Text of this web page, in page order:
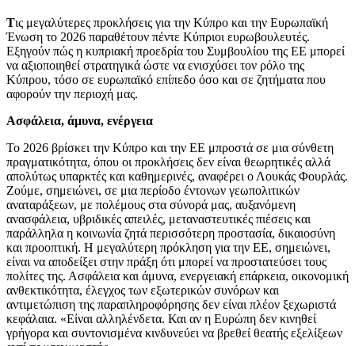
Τις μεγαλύτερες προκλήσεις για την Κύπρο και την Ευρωπαϊκή
Ένωση το 2026 παραθέτουν πέντε Κύπριοι ευρωβουλευτές.
Εξηγούν πώς η κυπριακή προεδρία του Συμβουλίου της ΕΕ μπορεί
να αξιοποιηθεί στρατηγικά ώστε να ενισχύσει τον ρόλο της
Κύπρου, τόσο σε ευρωπαϊκό επίπεδο όσο και σε ζητήματα που
αφορούν την περιοχή μας.
Ασφάλεια, άμυνα, ενέργεια
Το 2026 βρίσκει την Κύπρο και την ΕΕ μπροστά σε μια σύνθετη
πραγματικότητα, όπου οι προκλήσεις δεν είναι θεωρητικές αλλά
απολύτως υπαρκτές και καθημερινές, αναφέρει ο Λουκάς Φουρλάς.
Ζούμε, σημειώνει, σε μια περίοδο έντονων γεωπολιτικών
αναταράξεων, με πολέμους στα σύνορά μας, αυξανόμενη
ανασφάλεια, υβριδικές απειλές, μεταναστευτικές πιέσεις και
παράλληλα η κοινωνία ζητά περισσότερη προστασία, δικαιοσύνη
και προοπτική. Η μεγαλύτερη πρόκληση για την ΕΕ, σημειώνει,
είναι να αποδείξει στην πράξη ότι μπορεί να προστατεύσει τους
πολίτες της. Ασφάλεια και άμυνα, ενεργειακή επάρκεια, οικονομική
ανθεκτικότητα, έλεγχος των εξωτερικών συνόρων και
αντιμετώπιση της παραπληροφόρησης δεν είναι πλέον ξεχωριστά
κεφάλαια. «Είναι αλληλένδετα. Και αν η Ευρώπη δεν κινηθεί
γρήγορα και συντονισμένα κινδυνεύει να βρεθεί θεατής εξελίξεων